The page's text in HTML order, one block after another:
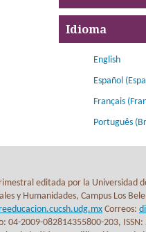
Idioma
English
Español
Français
Português
editada por la Universidad
y Humanidades, Campus Los
Correos:
04-2009-082814355800-203,